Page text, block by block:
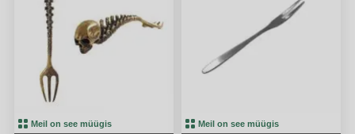
Meil on see müügis Meil on see müügis